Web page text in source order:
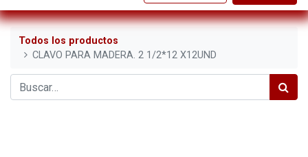
Todos los productos
CLAVO PARA MADERA. 2 1/2*12 X12UND